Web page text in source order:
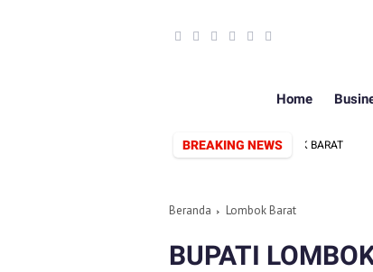
Home
BREAKING NEWS
DPRD DAN PEMERINTAH KABUPATEN LOMBOK BARAT
Beranda Lombok Barat
BUPATI